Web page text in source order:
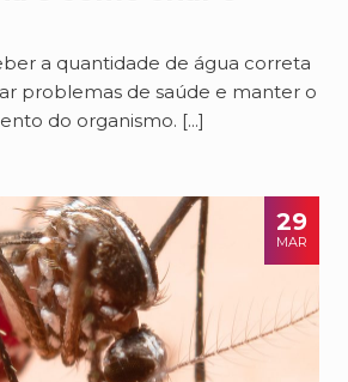
a quantidade de água correta
problemas de saúde e manter o
do organismo. [...]
29
MAR